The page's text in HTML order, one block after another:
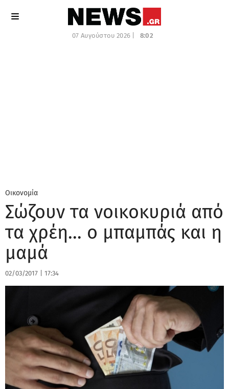
07 Αυγούστου 2026 | 8:02
Οικονομία
Σώζουν τα νοικοκυριά από
τα χρέη… ο μπαμπάς και η
μαμά
02/03/2017 17:34